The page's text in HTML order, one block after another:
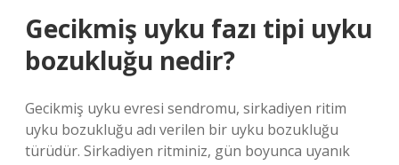
Gecikmiş uyku fazı tipi uyku
bozukluğu nedir?
Gecikmiş uyku evresi sendromu, sirkadiyen ritim
uyku bozukluğu adı verilen bir uyku bozukluğu
türüdür. Sirkadiyen ritminiz, gün boyunca uyanık